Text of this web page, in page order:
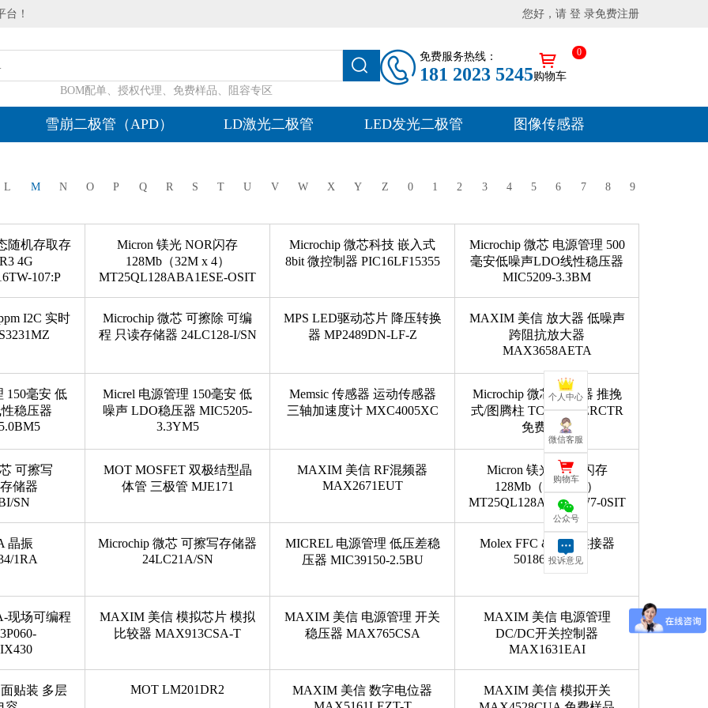
！ 您好，请 登 录免费注册
BOM配单、授权代理、免费样品、阻容专区
免费服务热线：
181 2023 5245购物车
0
雪崩二极管（APD） LD激光二极管 LED发光二极管 图像传感器
L M N O P Q R S T U V W X Y Z 0 1 2 3 4 5 6 7 8 9
随机存取存
4G
107:P
Micron 镁光 NOR闪存
128Mb（32M x 4）
MT25QL128ABA1ESE-OSIT
Microchip 微芯科技 嵌入式
8bit 微控制器 PIC16LF15355
Microchip 微芯 电源管理 500
毫安低噪声LDO线性稳压器
MIC5209-3.3BM
I2C 实时
Microchip 微芯 可擦除 可编
程 只读存储器 24LC128-I/SN
MPS LED驱动芯片 降压转换
器 MP2489DN-LF-Z
MAXIM 美信 放大器 低噪声
跨阻抗放大器
MAX3658AETA
150毫安 低
稳压器
Micrel 电源管理 150毫安 低
噪声 LDO稳压器 MIC5205-
3.3YM5
Memsic 传感器 运动传感器
三轴加速度计 MXC4005XC
Microchip 微芯 监控器 推挽
式/图腾柱 TCM812SERCTR
免费样品
可擦写
储器
SN
MOT MOSFET 双极结型晶
体管 三极管 MJE171
MAXIM 美信 RF混频器
MAX2671EUT
Micron 镁光 NOR闪存
128Mb（16M x 8）
MT25QL128ABA1EW7-0SIT
晶振
1RA
Microchip 微芯 可擦写存储器
24LC21A/SN
MICREL 电源管理 低压差稳
压器 MIC39150-2.5BU
Molex FFC & FPC连接器
501864-3092
现场可编程
MAXIM 美信 模拟芯片 模拟
比较器 MAX913CSA-T
MAXIM 美信 电源管理 开关
稳压器 MAX765CSA
MAXIM 美信 电源管理
DC/DC开关控制器
MAX1631EAI
贴装 多层
MOT LM201DR2
MAXIM 美信 数字电位器
MAXIM 美信 模拟开关
个人中心
微信客服
购物车
公众号
投诉意见